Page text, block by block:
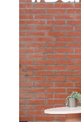
感興趣範疇(可
1.租務資
2.住客活
注意: 您在此電子表
直接銷售)及其他有
*我已閱讀並